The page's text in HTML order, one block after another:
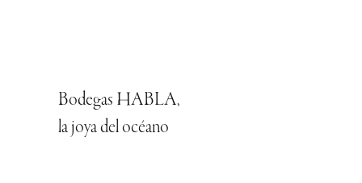
Bodegas HABLA,
la joya del océano